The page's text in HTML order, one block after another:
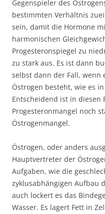
Gegenspieler des
bestimmten Verhältnis
sein, damit die Hormone
harmonischen
Progesteronspiegel zu
zu stark aus. Es ist dann
selbst dann der Fall, wenn
Östrogen besteht, wie es
Entscheidend ist in diesen
Progesteronmangel noch
Östrogenmangel.
Östrogen, oder anders
Hauptvertreter der
Aufgaben, wie die
zyklusabhängigen Aufbau
auch lockert es das
Wasser. Es lagert Fett in